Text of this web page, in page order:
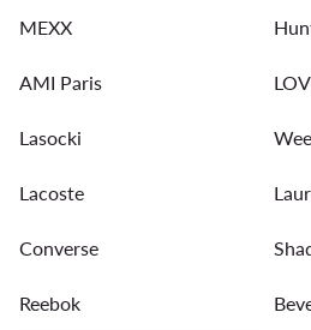
MEXX
AMI Paris
Lasocki
Lacoste
Converse
Reebok